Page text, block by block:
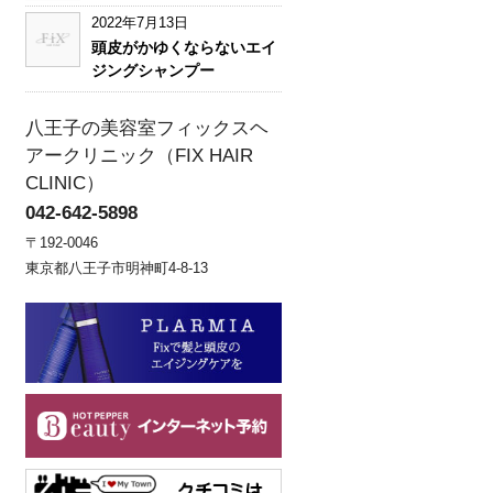
2022年7月13日
頭皮がかゆくならないエイ
ジングシャンプー
八王子の美容室フィックスヘ
アークリニック（FIX HAIR
CLINIC）
042-642-5898
〒192-0046
東京都八王子市明神町4-8-13